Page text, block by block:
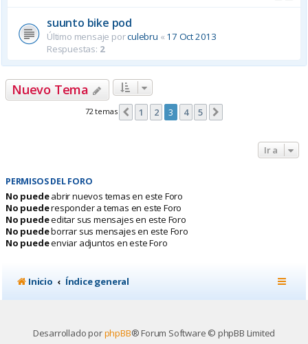
suunto bike pod
Último mensaje porculebru « 17 Oct 2013
Respuestas: 2
Nuevo Tema
72 temas Anterior
1 2 3 4 5
Ir a
PERMISOS DEL FORO
No puedeabrir nuevos temas en este Foro
No puederesponder a temas en este Foro
No puedeeditar sus mensajes en este Foro
No puedeborrar sus mensajes en este Foro
No puedeenviar adjuntos en este Foro
Inicio Índice general
Desarrollado porphpBB® Forum Software © phpBB Limited